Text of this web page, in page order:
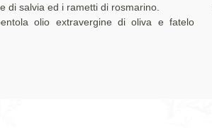
di salvia ed i rametti di rosmarino.
olio extravergine di oliva e fatelo